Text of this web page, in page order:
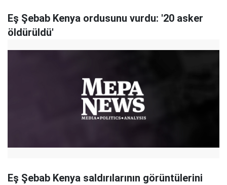
Eş Şebab Kenya ordusunu vurdu: '20 asker
öldürüldü'
Eş Şebab Kenya saldırılarının görüntülerini